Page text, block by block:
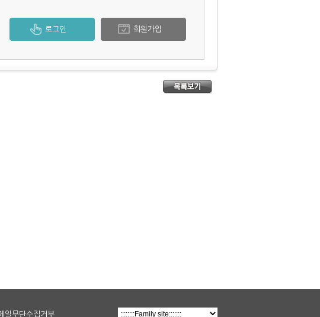
회원가입
로그인
일무단수집거부